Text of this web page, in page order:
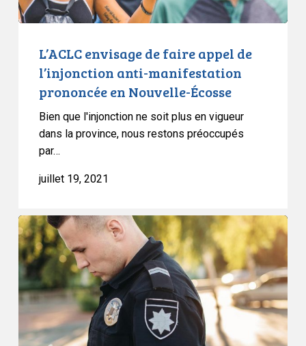
prononcée
L’ACLC envisage de faire appel de
l’injonction anti-manifestation
prononcée en Nouvelle-Écosse
Bien que l'injonction ne soit plus en vigueur
dans la province, nous restons préoccupés
par…
juillet 19, 2021
Déclaration
concernant
le
rapport
du
médiateur
de